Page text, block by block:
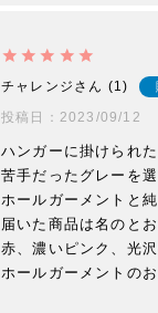
チャレンジ 1
投稿日
2023/09/12
ハンガーに掛けられ
苦手だったグレーを
ホールガーメントと
届いた商品は名のと
赤、濃いピンク、光